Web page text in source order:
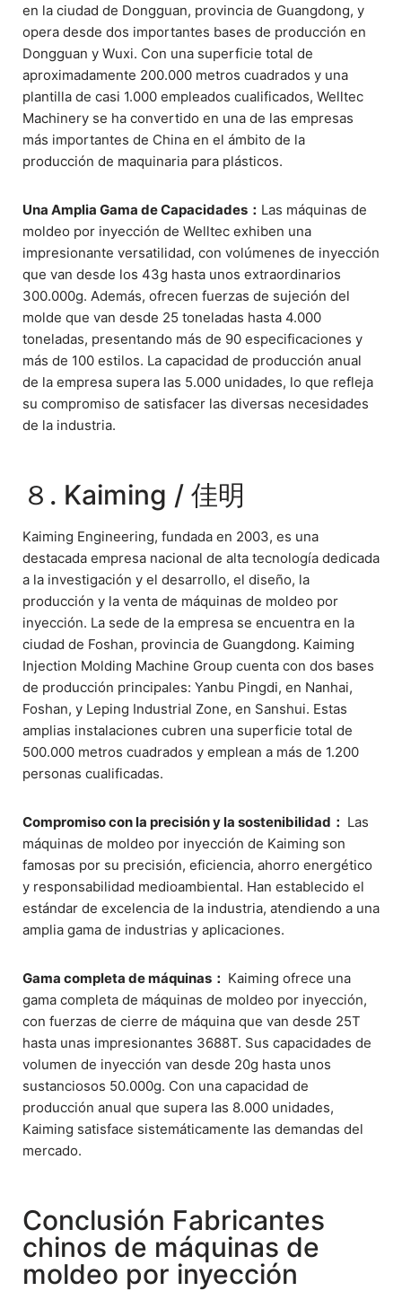
en la ciudad de Dongguan, provincia de Guangdong, y
opera desde dos importantes bases de producción en
Dongguan y Wuxi. Con una superficie total de
aproximadamente 200.000 metros cuadrados y una
plantilla de casi 1.000 empleados cualificados, Welltec
Machinery se ha convertido en una de las empresas
más importantes de China en el ámbito de la
producción de maquinaria para plásticos.
Una Amplia Gama de Capacidades： Las máquinas de
moldeo por inyección de Welltec exhiben una
impresionante versatilidad, con volúmenes de inyección
que van desde los 43g hasta unos extraordinarios
300.000g. Además, ofrecen fuerzas de sujeción del
molde que van desde 25 toneladas hasta 4.000
toneladas, presentando más de 90 especificaciones y
más de 100 estilos. La capacidad de producción anual
de la empresa supera las 5.000 unidades, lo que refleja
su compromiso de satisfacer las diversas necesidades
de la industria.
８. Kaiming / 佳明
Kaiming Engineering, fundada en 2003, es una
destacada empresa nacional de alta tecnología dedicada
a la investigación y el desarrollo, el diseño, la
producción y la venta de máquinas de moldeo por
inyección. La sede de la empresa se encuentra en la
ciudad de Foshan, provincia de Guangdong. Kaiming
Injection Molding Machine Group cuenta con dos bases
de producción principales: Yanbu Pingdi, en Nanhai,
Foshan, y Leping Industrial Zone, en Sanshui. Estas
amplias instalaciones cubren una superficie total de
500.000 metros cuadrados y emplean a más de 1.200
personas cualificadas.
Compromiso con la precisión y la sostenibilidad： Las
máquinas de moldeo por inyección de Kaiming son
famosas por su precisión, eficiencia, ahorro energético
y responsabilidad medioambiental. Han establecido el
estándar de excelencia de la industria, atendiendo a una
amplia gama de industrias y aplicaciones.
Gama completa de máquinas： Kaiming ofrece una
gama completa de máquinas de moldeo por inyección,
con fuerzas de cierre de máquina que van desde 25T
hasta unas impresionantes 3688T. Sus capacidades de
volumen de inyección van desde 20g hasta unos
sustanciosos 50.000g. Con una capacidad de
producción anual que supera las 8.000 unidades,
Kaiming satisface sistemáticamente las demandas del
mercado.
Conclusión Fabricantes
chinos de máquinas de
moldeo por inyección